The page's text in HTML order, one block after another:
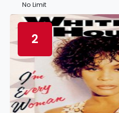
No Limit
2